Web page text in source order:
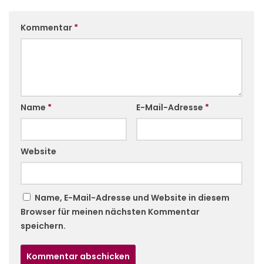
Kommentar *
Name * E-Mail-Adresse *
Website
Name, E-Mail-Adresse und Website in diesem
Browser für meinen nächsten Kommentar
speichern.